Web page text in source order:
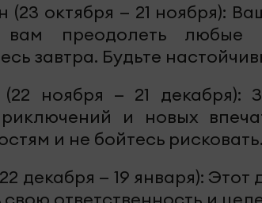
(23 октября — 21 ноября):
вам преодолеть любые
завтра. Будьте
ноября — 21 декабря):
и новых
и не бойтесь рисковать.
декабря — 19 января):